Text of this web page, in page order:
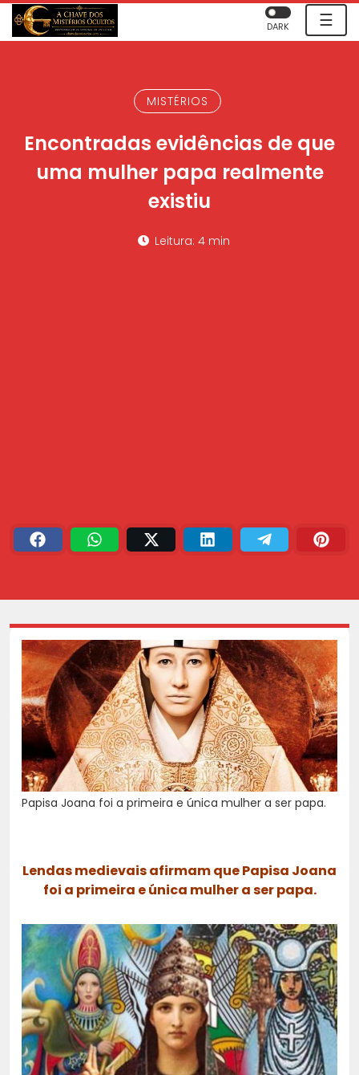
☰
DARK
MISTÉRIOS
Encontradas evidências de que
uma mulher papa realmente
existiu
Leitura: 4 min
Papisa Joana foi a primeira e única mulher a ser papa.
Lendas medievais afirmam que Papisa Joana
foi a primeira e única mulher a ser papa.